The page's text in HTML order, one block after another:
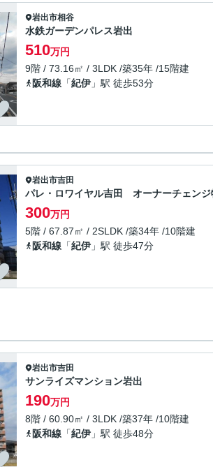
岩出市相谷
水鉄ガーデンパレス岩出
510万円
9階 / 73.16㎡ / 3LDK /築35年 /15階建
阪和線 「紀伊 」駅 徒歩53分
岩出市吉田
パレ・ロワイヤル吉田 オーナーチェンジ
300万円
5階 / 67.87㎡ / 2SLDK /築34年 /10階建
阪和線 「紀伊 」駅 徒歩47分
岩出市吉田
サンライズマンション岩出
190万円
8階 / 60.90㎡ / 3LDK /築37年 /10階建
阪和線 「紀伊 」駅 徒歩48分